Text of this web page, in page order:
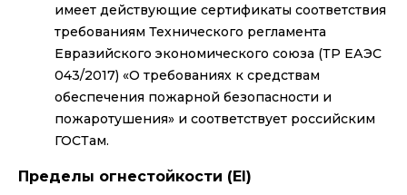
имеет действующие сертификаты соответствия
требованиям Технического регламента
Евразийского экономического союза (ТР ЕАЭС
043/2017) «О требованиях к средствам
обеспечения пожарной безопасности и
пожаротушения» и соответствует российским
ГОСТам.
Пределы огнестойкости (EI)